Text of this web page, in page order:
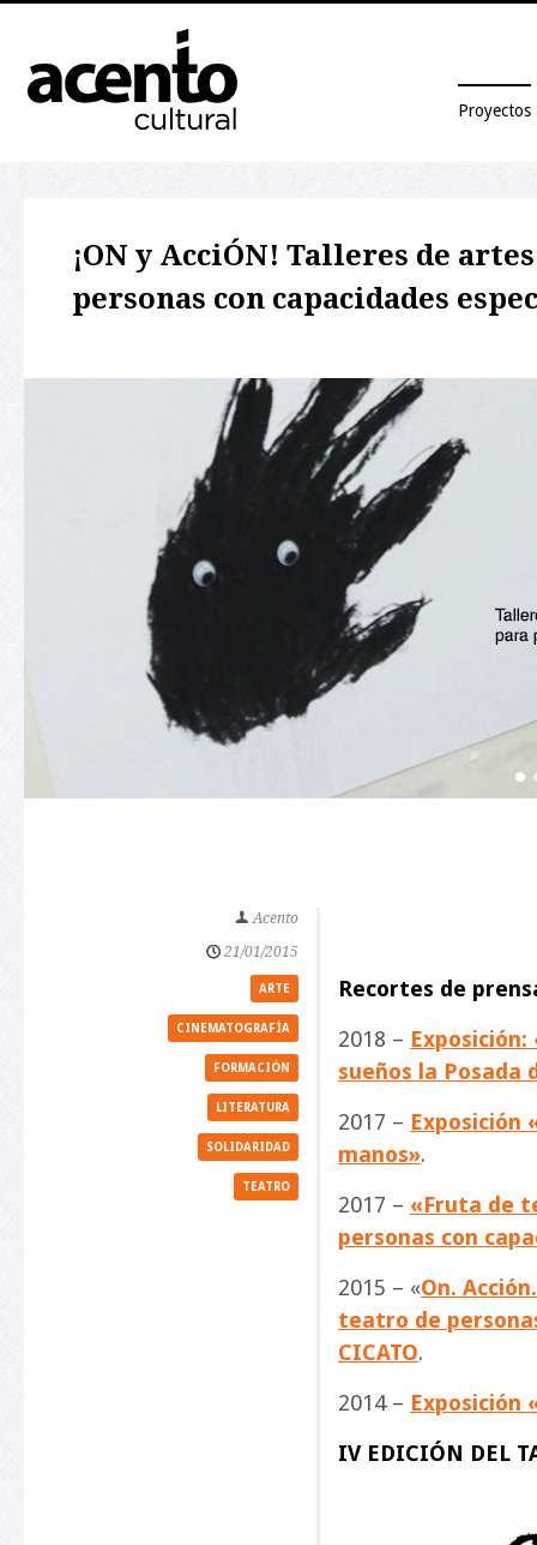
Proyectos
¡ON y AcciÓN! Talleres de
personas con capacidades
Acento
21/01/2015
ARTE
CINEMATOGRAFÍA
FORMACIÓN
LITERATURA
SOLIDARIDAD
TEATRO
Recortes de
2018 –
sueños la Posada
2017 – Exposición
manos».
2017 – «Fruta de
personas con
2015 – «On.
teatro de
CICATO.
2014 – Exposición
IV EDICIÓN DEL